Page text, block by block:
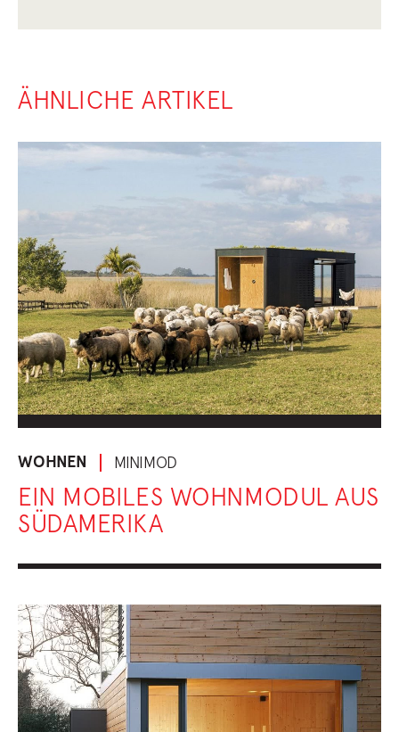
ÄHNLICHE ARTIKEL
WOHNEN MINIMOD
EIN MOBILES WOHNMODUL AUS
SÜDAMERIKA